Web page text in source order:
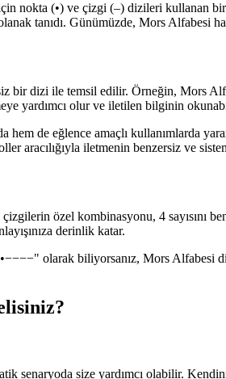
nokta (•) ve çizgi (–) dizileri kullanan
tanıdı. Günümüzde, Mors Alfabesi
bir dizi ile temsil edilir. Örneğin, Mors
yardımcı olur ve iletilen bilginin
hem de eğlence amaçlı kullanımlarda
aracılığıyla iletmenin benzersiz ve
özel kombinasyonu, 4 sayısını
derinlik katar.
olarak biliyorsanız, Mors Alfabesi
senaryoda size yardımcı olabilir.